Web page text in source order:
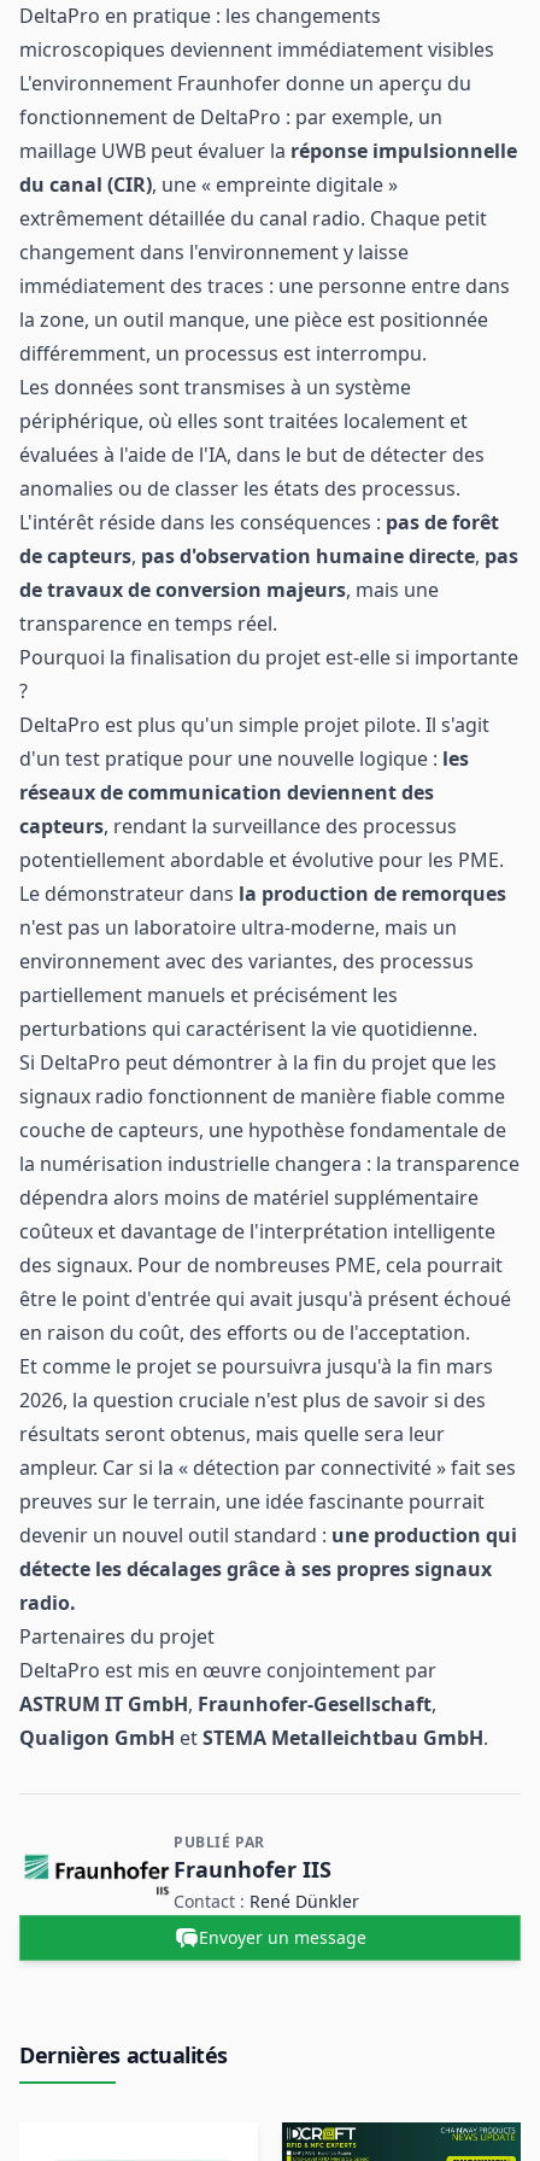
DeltaPro en pratique : les changements
microscopiques deviennent immédiatement visibles
L'environnement Fraunhofer donne un aperçu du
fonctionnement de DeltaPro : par exemple, un
maillage UWB peut évaluer la réponse impulsionnelle
du canal (CIR), une « empreinte digitale »
extrêmement détaillée du canal radio. Chaque petit
changement dans l'environnement y laisse
immédiatement des traces : une personne entre dans
la zone, un outil manque, une pièce est positionnée
différemment, un processus est interrompu.
Les données sont transmises à un système
périphérique, où elles sont traitées localement et
évaluées à l'aide de l'IA, dans le but de détecter des
anomalies ou de classer les états des processus.
L'intérêt réside dans les conséquences : pas de forêt
de capteurs, pas d'observation humaine directe, pas
de travaux de conversion majeurs, mais une
transparence en temps réel.
Pourquoi la finalisation du projet est-elle si importante
?
DeltaPro est plus qu'un simple projet pilote. Il s'agit
d'un test pratique pour une nouvelle logique : les
réseaux de communication deviennent des
capteurs, rendant la surveillance des processus
potentiellement abordable et évolutive pour les PME.
Le démonstrateur dans la production de remorques
n'est pas un laboratoire ultra-moderne, mais un
environnement avec des variantes, des processus
partiellement manuels et précisément les
perturbations qui caractérisent la vie quotidienne.
Si DeltaPro peut démontrer à la fin du projet que les
signaux radio fonctionnent de manière fiable comme
couche de capteurs, une hypothèse fondamentale de
la numérisation industrielle changera : la transparence
dépendra alors moins de matériel supplémentaire
coûteux et davantage de l'interprétation intelligente
des signaux. Pour de nombreuses PME, cela pourrait
être le point d'entrée qui avait jusqu'à présent échoué
en raison du coût, des efforts ou de l'acceptation.
Et comme le projet se poursuivra jusqu'à la fin mars
2026, la question cruciale n'est plus de savoir si des
résultats seront obtenus, mais quelle sera leur
ampleur. Car si la « détection par connectivité » fait ses
preuves sur le terrain, une idée fascinante pourrait
devenir un nouvel outil standard : une production qui
détecte les décalages grâce à ses propres signaux
radio.
Partenaires du projet
DeltaPro est mis en œuvre conjointement par
ASTRUM IT GmbH, Fraunhofer-Gesellschaft,
Qualigon GmbH etSTEMA Metalleichtbau GmbH.
Contact et informations sur l'entreprise
PUBLIÉ PAR
Fraunhofer IIS
Contact : René Dünkler
Envoyer un message
Dernières actualités